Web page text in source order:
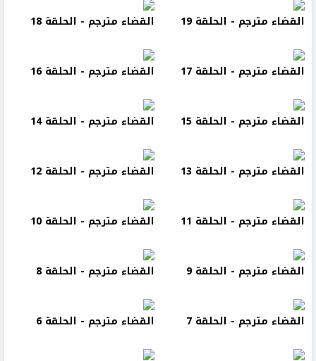
القضاء مترجم - الحلقة 19 القضاء مترجم - الحلقة 18
القضاء مترجم - الحلقة 17 القضاء مترجم - الحلقة 16
القضاء مترجم - الحلقة 15 القضاء مترجم - الحلقة 14
القضاء مترجم - الحلقة 13 القضاء مترجم - الحلقة 12
القضاء مترجم - الحلقة 11 القضاء مترجم - الحلقة 10
القضاء مترجم - الحلقة 9 القضاء مترجم - الحلقة 8
القضاء مترجم - الحلقة 7 القضاء مترجم - الحلقة 6